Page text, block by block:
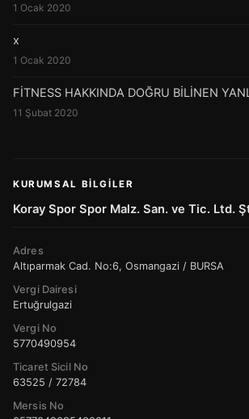
1 Ocak 2020
x
1 Ocak 2020
FİTNESS HAKKINDA DOĞRU BİLİNEN
11 Şubat 2020
KURUMSAL BILGILER
Koray Spor Spor Malz. San. ve Tic. Ltd.
Adres
Altıparmak Cad. No:6, Osmangazi / BURSA
Vergi Dairesi
Ertuğrulgazi
Vergi No
5770490954
Ticaret Sicil No
63525 / 72784
Mersis No